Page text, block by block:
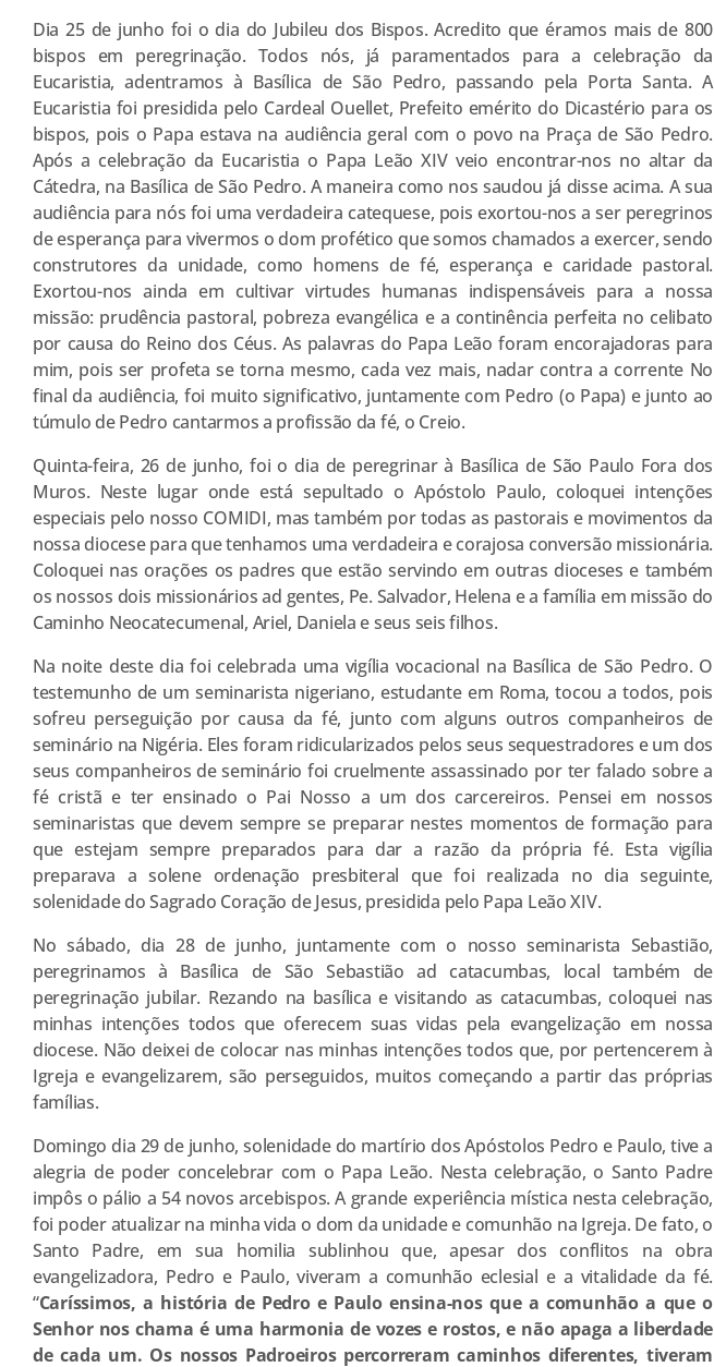
Dia 25 de junho foi o dia do Jubileu dos Bispos. Acredito que éramos mais de 800
bispos em peregrinação. Todos nós, já paramentados para a celebração da
Eucaristia, adentramos à Basílica de São Pedro, passando pela Porta Santa. A
Eucaristia foi presidida pelo Cardeal Ouellet, Prefeito emérito do Dicastério para os
bispos, pois o Papa estava na audiência geral com o povo na Praça de São Pedro.
Após a celebração da Eucaristia o Papa Leão XIV veio encontrar-nos no altar da
Cátedra, na Basílica de São Pedro. A maneira como nos saudou já disse acima. A sua
audiência para nós foi uma verdadeira catequese, pois exortou-nos a ser peregrinos
de esperança para vivermos o dom profético que somos chamados a exercer, sendo
construtores da unidade, como homens de fé, esperança e caridade pastoral.
Exortou-nos ainda em cultivar virtudes humanas indispensáveis para a nossa
missão: prudência pastoral, pobreza evangélica e a continência perfeita no celibato
por causa do Reino dos Céus. As palavras do Papa Leão foram encorajadoras para
mim, pois ser profeta se torna mesmo, cada vez mais, nadar contra a corrente No
final da audiência, foi muito significativo, juntamente com Pedro (o Papa) e junto ao
túmulo de Pedro cantarmos a profissão da fé, o Creio.
Quinta-feira, 26 de junho, foi o dia de peregrinar à Basílica de São Paulo Fora dos
Muros. Neste lugar onde está sepultado o Apóstolo Paulo, coloquei intenções
especiais pelo nosso COMIDI, mas também por todas as pastorais e movimentos da
nossa diocese para que tenhamos uma verdadeira e corajosa conversão missionária.
Coloquei nas orações os padres que estão servindo em outras dioceses e também
os nossos dois missionários ad gentes, Pe. Salvador, Helena e a família em missão do
Caminho Neocatecumenal, Ariel, Daniela e seus seis filhos.
Na noite deste dia foi celebrada uma vigília vocacional na Basílica de São Pedro. O
testemunho de um seminarista nigeriano, estudante em Roma, tocou a todos, pois
sofreu perseguição por causa da fé, junto com alguns outros companheiros de
seminário na Nigéria. Eles foram ridicularizados pelos seus sequestradores e um dos
seus companheiros de seminário foi cruelmente assassinado por ter falado sobre a
fé cristã e ter ensinado o Pai Nosso a um dos carcereiros. Pensei em nossos
seminaristas que devem sempre se preparar nestes momentos de formação para
que estejam sempre preparados para dar a razão da própria fé. Esta vigília
preparava a solene ordenação presbiteral que foi realizada no dia seguinte,
solenidade do Sagrado Coração de Jesus, presidida pelo Papa Leão XIV.
No sábado, dia 28 de junho, juntamente com o nosso seminarista Sebastião,
peregrinamos à Basílica de São Sebastião ad catacumbas, local também de
peregrinação jubilar. Rezando na basílica e visitando as catacumbas, coloquei nas
minhas intenções todos que oferecem suas vidas pela evangelização em nossa
diocese. Não deixei de colocar nas minhas intenções todos que, por pertencerem à
Igreja e evangelizarem, são perseguidos, muitos começando a partir das próprias
famílias.
Domingo dia 29 de junho, solenidade do martírio dos Apóstolos Pedro e Paulo, tive a
alegria de poder concelebrar com o Papa Leão. Nesta celebração, o Santo Padre
impôs o pálio a 54 novos arcebispos. A grande experiência mística nesta celebração,
foi poder atualizar na minha vida o dom da unidade e comunhão na Igreja. De fato, o
Santo Padre, em sua homilia sublinhou que, apesar dos conflitos na obra
evangelizadora, Pedro e Paulo, viveram a comunhão eclesial e a vitalidade da fé.
“Caríssimos, a história de Pedro e Paulo ensina-nos que a comunhão a que o
Senhor nos chama é uma harmonia de vozes e rostos, e não apaga a liberdade
de cada um. Os nossos Padroeiros percorreram caminhos diferentes, tiveram